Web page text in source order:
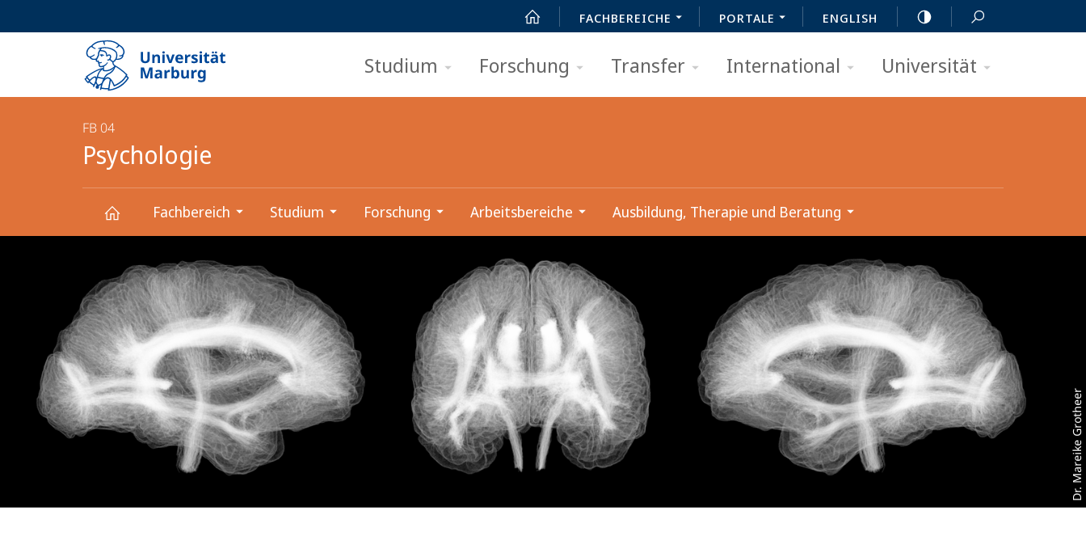
FACHBEREICHE PORTALE ENGLISH
Studium Forschung Transfer International Universität
FB 04
Psychologie
Fachbereich Studium Forschung Arbeitsbereiche Ausbildung, Therapie und Beratung
Dr. Mareike Grotheer